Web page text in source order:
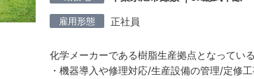
雇用形態 正社員
化学メーカーである樹脂生産拠点となってい
・機器導入や修理対応/生産設備の管理/定修